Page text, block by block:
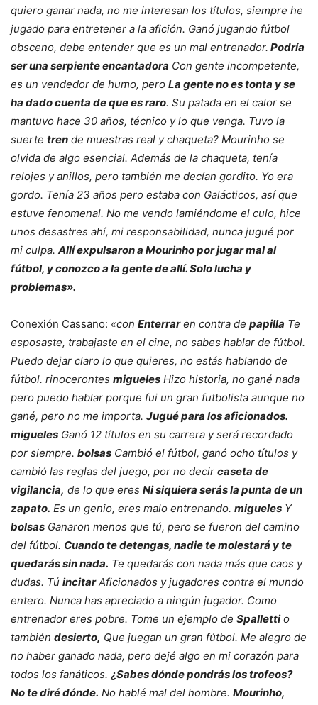
quiero ganar nada, no me interesan los títulos, siempre he
jugado para entretener a la afición. Ganó jugando fútbol
obsceno, debe entender que es un mal entrenador. Podría
ser una serpiente encantadora Con gente incompetente,
es un vendedor de humo, pero La gente no es tonta y se
ha dado cuenta de que es raro. Su patada en el calor se
mantuvo hace 30 años, técnico y lo que venga. Tuvo la
suerte tren de muestras real y chaqueta? Mourinho se
olvida de algo esencial. Además de la chaqueta, tenía
relojes y anillos, pero también me decían gordito. Yo era
gordo. Tenía 23 años pero estaba con Galácticos, así que
estuve fenomenal. No me vendo lamiéndome el culo, hice
unos desastres ahí, mi responsabilidad, nunca jugué por
mi culpa. Allí expulsaron a Mourinho por jugar mal al
fútbol, ​​y conozco a la gente de allí. Solo lucha y
problemas».
Conexión Cassano: «con Enterraren contra de papilla Te
esposaste, trabajaste en el cine, no sabes hablar de fútbol.
Puedo dejar claro lo que quieres, no estás hablando de
fútbol. rinocerontes migueles Hizo historia, no gané nada
pero puedo hablar porque fui un gran futbolista aunque no
gané, pero no me importa. Jugué para los aficionados.
migueles Ganó 12 títulos en su carrera y será recordado
por siempre. bolsas Cambió el fútbol, ​​ganó ocho títulos y
cambió las reglas del juego, por no decir caseta de
vigilancia, de lo que eres Ni siquiera serás la punta de un
zapato. Es un genio, eres malo entrenando. migueles Y
bolsas Ganaron menos que tú, pero se fueron del camino
del fútbol. Cuando te detengas, nadie te molestará y te
quedarás sin nada. Te quedarás con nada más que caos y
dudas. Tú incitarAficionados y jugadores contra el mundo
entero. Nunca has apreciado a ningún jugador. Como
entrenador eres pobre. Tome un ejemplo de Spallettio
también desierto, Que juegan un gran fútbol. Me alegro de
no haber ganado nada, pero dejé algo en mi corazón para
todos los fanáticos. ¿Sabes dónde pondrás los trofeos?
No te diré dónde. No hablé mal del hombre. Mourinho,